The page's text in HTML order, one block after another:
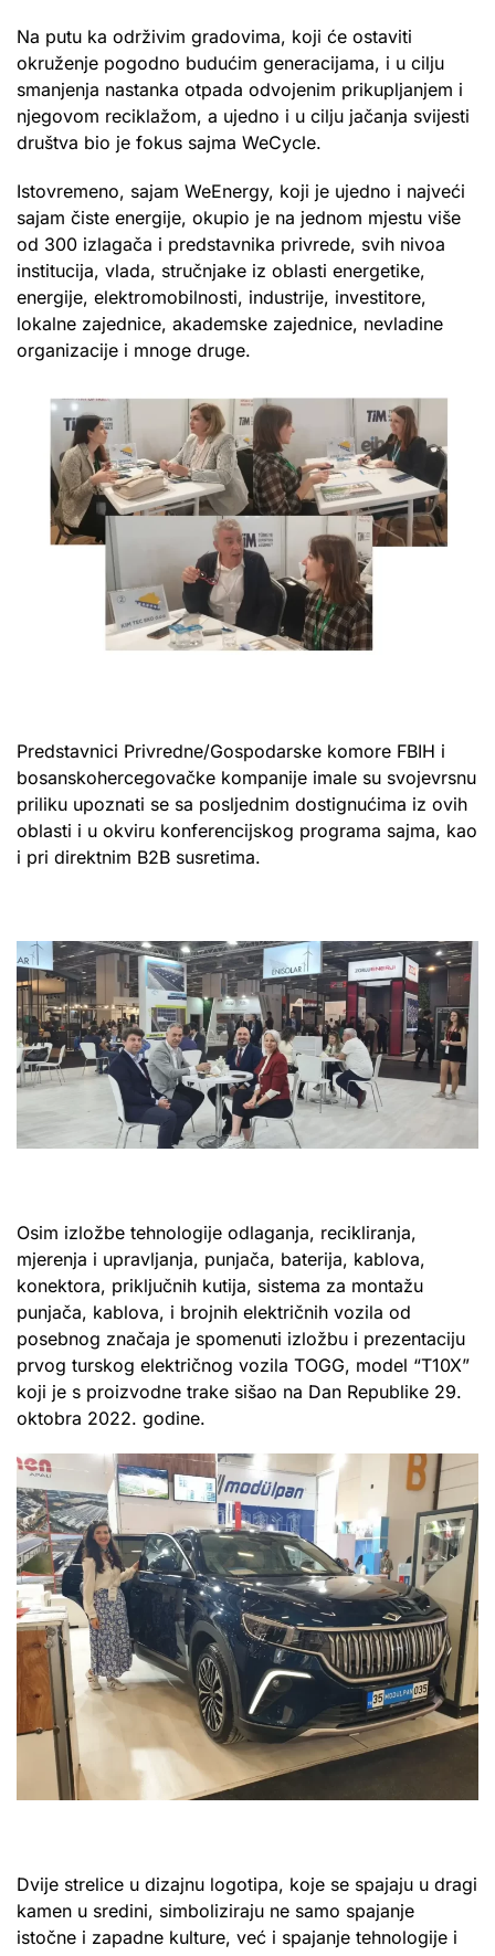
Na putu ka održivim gradovima, koji će ostaviti
okruženje pogodno budućim generacijama, i u cilju
smanjenja nastanka otpada odvojenim prikupljanjem i
njegovom reciklažom, a ujedno i u cilju jačanja svijesti
društva bio je fokus sajma WeCycle.
Istovremeno, sajam WeEnergy, koji je ujedno i najveći
sajam čiste energije, okupio je na jednom mjestu više
od 300 izlagača i predstavnika privrede, svih nivoa
institucija, vlada, stručnjake iz oblasti energetike,
energije, elektromobilnosti, industrije, investitore,
lokalne zajednice, akademske zajednice, nevladine
organizacije i mnoge druge.
Predstavnici Privredne/Gospodarske komore FBIH i
bosanskohercegovačke kompanije imale su svojevrsnu
priliku upoznati se sa posljednim dostignućima iz ovih
oblasti i u okviru konferencijskog programa sajma, kao
i pri direktnim B2B susretima.
Osim izložbe tehnologije odlaganja, recikliranja,
mjerenja i upravljanja, punjača, baterija, kablova,
konektora, priključnih kutija, sistema za montažu
punjača, kablova, i brojnih električnih vozila od
posebnog značaja je spomenuti izložbu i prezentaciju
prvog turskog električnog vozila TOGG, model “T10X”
koji je s proizvodne trake sišao na Dan Republike 29.
oktobra 2022. godine.
Dvije strelice u dizajnu logotipa, koje se spajaju u dragi
kamen u sredini, simboliziraju ne samo spajanje
istočne i zapadne kulture, već i spajanje tehnologije i